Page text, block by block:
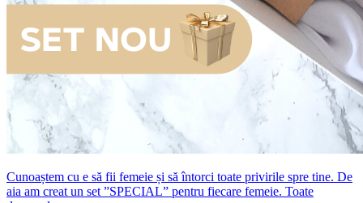
Cunoaștem cu e să fii femeie și să întorci toate privirile spre tine. De
aia am creat un set ”SPECIAL” pentru fiecare femeie. Toate